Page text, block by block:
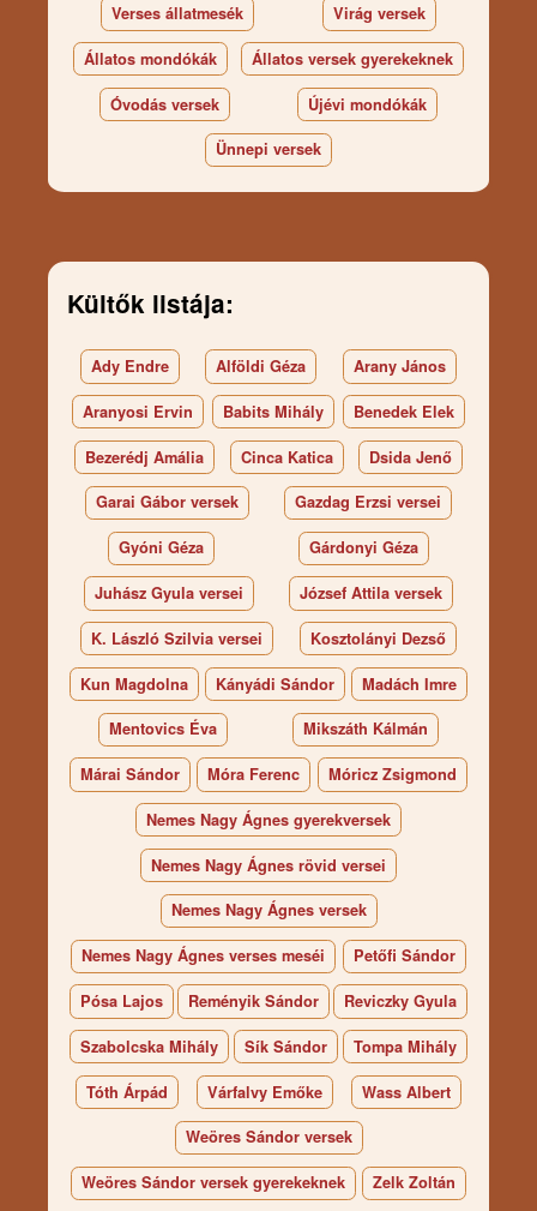
Verses állatmesék Virág versek
Állatos mondókák Állatos versek gyerekeknek
Óvodás versek Újévi mondókák
Ünnepi versek
Kültők listája:
Ady Endre Alföldi Géza Arany János
Aranyosi Ervin Babits Mihály Benedek Elek
Bezerédj Amália Cinca Katica Dsida Jenő
Garai Gábor versek Gazdag Erzsi versei
Gyóni Géza Gárdonyi Géza
Juhász Gyula versei József Attila versek
K. László Szilvia versei Kosztolányi Dezső
Kun Magdolna Kányádi Sándor Madách Imre
Mentovics Éva Mikszáth Kálmán
Márai Sándor Móra Ferenc Móricz Zsigmond
Nemes Nagy Ágnes gyerekversek
Nemes Nagy Ágnes rövid versei
Nemes Nagy Ágnes versek
Nemes Nagy Ágnes verses meséi Petőfi Sándor
Pósa Lajos Reményik Sándor Reviczky Gyula
Szabolcska Mihály Sík Sándor Tompa Mihály
Tóth Árpád Várfalvy Emőke Wass Albert
Weöres Sándor versek
Weöres Sándor versek gyerekeknek Zelk Zoltán